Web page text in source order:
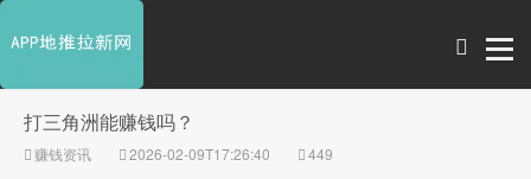
打三角洲能赚钱吗？
赚钱资讯 2026-02-09T17:26:40 449